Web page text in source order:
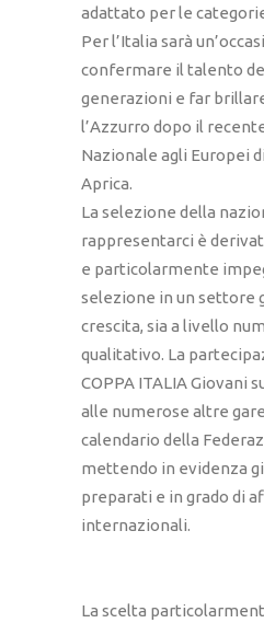
adattato per le
Per l’Italia sarà
confermare il talento
generazioni e far
l’Azzurro dopo il
Nazionale agli Europei
Aprica.
La selezione della
rappresentarci è
e particolarmente
selezione in un settore
crescita, sia a livello
qualitativo. La
COPPA ITALIA Giovani
alle numerose altre
calendario della
mettendo in evidenza
preparati e in grado di
internazionali.
La scelta